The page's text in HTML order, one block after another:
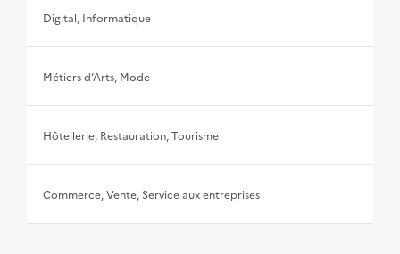
Digital, Informatique
Métiers d’Arts, Mode
Hôtellerie, Restauration, Tourisme
Commerce, Vente, Service aux entreprises